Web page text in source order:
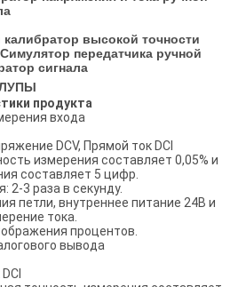
калибратор высокой точности
передатчика ручной
сигнала
продукта
входа
DCV, Прямой ток DCI
измерения составляет 0,05% и
составляет 5 цифр.
2-3 раза в секунду.
петли, внутреннее питание 24В и
тока.
процентов.
вывода